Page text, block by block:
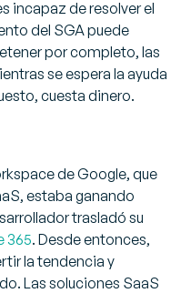
incapaz de resolver el
del SGA puede
por completo, las
se espera la ayuda
cuesta dinero.
de Google, que
estaba ganando
trasladó su
365. Desde entonces,
la tendencia y
Las soluciones SaaS